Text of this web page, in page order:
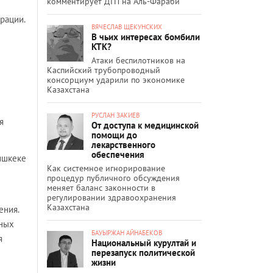
ВЯЧЕСЛАВ ЩЕКУНСКИХ
В чьих интересах бомбили
КТК?
Атаки беспилотников на
Каспийский трубопроводный
консорциум ударили по экономике
Казахстана
РУСЛАН ЗАКИЕВ
От доступа к медицинской
помощи до
лекарственного
обеспечения
Как системное игнорирование
процедур публичного обсуждения
меняет баланс законности в
регулировании здравоохранения
Казахстана
БАУЫРЖАН АЙНАБЕКОВ
Национальный курултай и
перезапуск политической
жизни